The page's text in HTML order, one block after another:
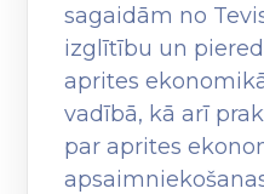
sagaidām no
izglītību un
aprites
vadībā, kā arī
par aprites